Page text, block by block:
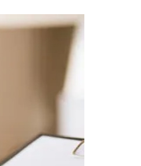
TupanciMutinga
Vila BarrosVila Boa Vista